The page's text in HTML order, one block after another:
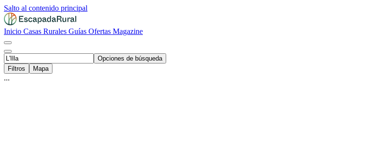
Salto al contenido principal
Inicio Casas Rurales Guías Ofertas Magazine
Opciones de búsqueda
Filtros
Mapa
...